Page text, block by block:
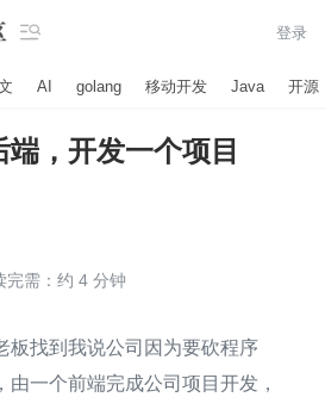
 登录
AI golang 移动开发 Java 开源
，开发一个项目
完需：约 4 分钟
板找到我说公司因为要砍程序
由一个前端完成公司项目开发，